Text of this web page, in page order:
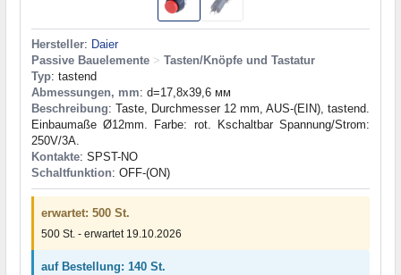
Hersteller: Daier
Passive Bauelemente > Tasten/Knöpfe und Tastatur
Typ: tastend
Abmessungen, mm: d=17,8x39,6 мм
Beschreibung: Taste, Durchmesser 12 mm, AUS-(EIN), tastend.
Einbaumaße Ø12mm. Farbe: rot. Kschaltbar Spannung/Strom:
250V/3A.
Kontakte: SPST-NO
Schaltfunktion: OFF-(ON)
erwartet: 500 St.
500 St. - erwartet 19.10.2026
auf Bestellung: 140 St.